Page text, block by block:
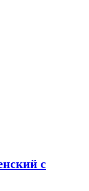
с